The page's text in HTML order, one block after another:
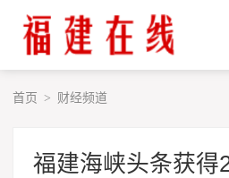
首页 > 财经频道
福建海峡头条获得